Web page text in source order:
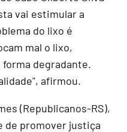
vai estimular a
do lixo é
mal o lixo,
degradante.
afirmou.
(Republicanos-RS),
de promover justiça